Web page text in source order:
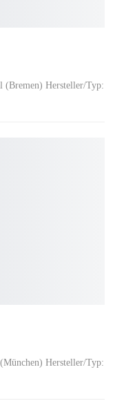
(Bremen) Hersteller/Typ:
Hersteller/Typ: